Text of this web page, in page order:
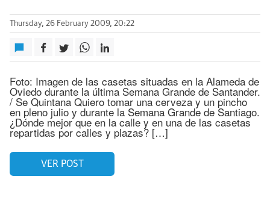
Thursday, 26 February 2009, 20:22
Foto: Imagen de las casetas situadas en la Alameda de
Oviedo durante la última Semana Grande de Santander.
/ Se Quintana Quiero tomar una cerveza y un pincho
en pleno julio y durante la Semana Grande de Santiago.
¿Dónde mejor que en la calle y en una de las casetas
repartidas por calles y plazas? […]
VER POST